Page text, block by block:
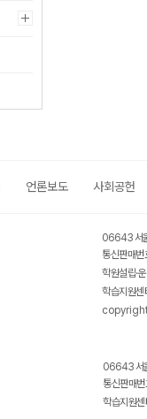
언론보도 사회공헌
06643 서
통신판매
학원설립·
학습지원
06643 서
통신판매
학습지원